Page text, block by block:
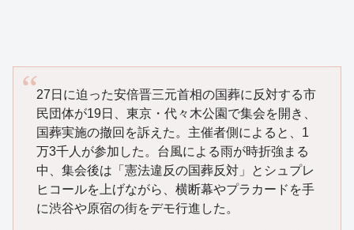
27日に迫った安倍晋三元首相の国葬に反対する市
民団体が19日、東京・代々木公園で集会を開き、
国葬実施の撤回を訴えた。主催者側によると、1
万3千人が参加した。台風による雨が時折強まる
中、集会後は「憲法違反の国葬反対」とシュプレ
ヒコールを上げながら、横断幕やプラカードを手
に渋谷や原宿の街をデモ行進した。